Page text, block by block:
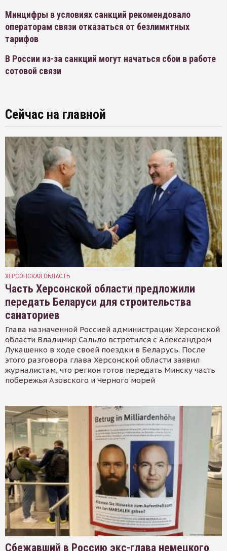
Минцифры в условиях санкций рекомендовало
операторам связи отказаться от безлимитных
тарифов
В России из-за санкций могут начаться сбои в работе
сотовой связи
Сейчас на главной
ХЕРСОНСКАЯ ОБЛАСТЬ
Часть Херсонской области предложили
передать Беларуси для строительства
санаториев
Глава назначенной Россией администрации Херсонской
области Владимир Сальдо встретился с Александром
Лукашенко в ходе своей поездки в Беларусь. После
этого разговора глава Херсонской области заявил
журналистам, что регион готов передать Минску часть
побережья Азовского и Черного морей
Сбежавший в Россию экс-глава немецкого